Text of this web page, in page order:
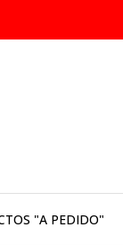
"A PEDIDO"